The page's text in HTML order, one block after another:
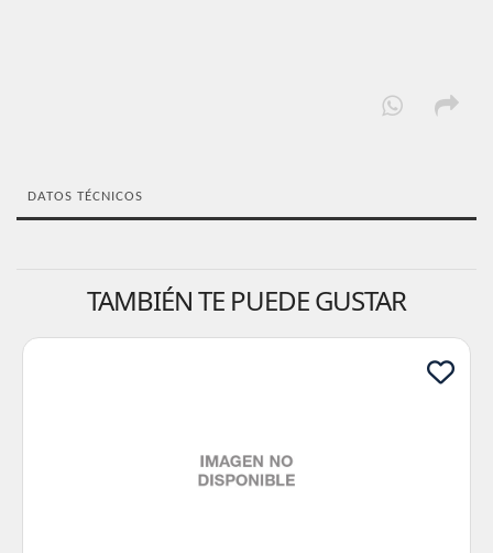
DATOS TÉCNICOS
TAMBIÉN TE PUEDE GUSTAR